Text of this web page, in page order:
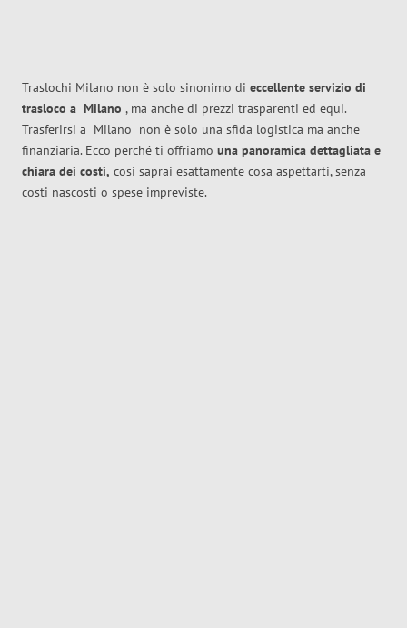
Traslochi Milano non è solo sinonimo di eccellente servizio di
trasloco a Milano , ma anche di prezzi trasparenti ed equi.
Trasferirsi a Milano non è solo una sfida logistica ma anche
finanziaria. Ecco perché ti offriamo una panoramica dettagliata e
chiara dei costi, così saprai esattamente cosa aspettarti, senza
costi nascosti o spese impreviste.